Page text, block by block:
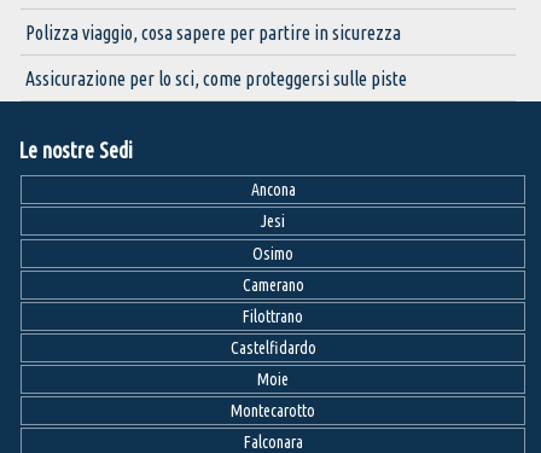
Polizza viaggio, cosa sapere per partire in sicurezza
Assicurazione per lo sci, come proteggersi sulle piste
Le nostre Sedi
Ancona
Jesi
Osimo
Camerano
Filottrano
Castelfidardo
Moie
Montecarotto
Falconara